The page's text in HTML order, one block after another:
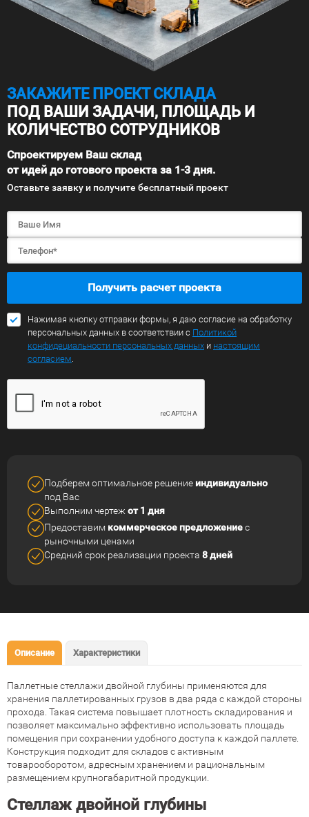
ЗАКАЖИТЕ ПРОЕКТ СКЛАДА
ПОД ВАШИ ЗАДАЧИ, ПЛОЩАДЬ И
КОЛИЧЕСТВО СОТРУДНИКОВ
Спроектируем Ваш склад
от идей до готового проекта за 1-3 дня.
Оставьте заявку и получите бесплатный проект
Получить расчет проекта
Нажимая кнопку отправки формы, я даю согласие на обработку
персональных данных в соответствии с Политикой
конфидециальности персональных данных и настоящим
согласием.
Подберем оптимальное решение индивидуально
под Вас
Выполним чертеж от 1 дня
Предоставим коммерческое предложениес
рыночными ценами
Средний срок реализации проекта 8 дней
Описание Характеристики
Паллетные стеллажи двойной глубины применяются для
хранения паллетированных грузов в два ряда с каждой стороны
прохода. Такая система повышает плотность складирования и
позволяет максимально эффективно использовать площадь
помещения при сохранении удобного доступа к каждой паллете.
Конструкция подходит для складов с активным
товарооборотом, адресным хранением и рациональным
размещением крупногабаритной продукции.
Стеллаж двойной глубины